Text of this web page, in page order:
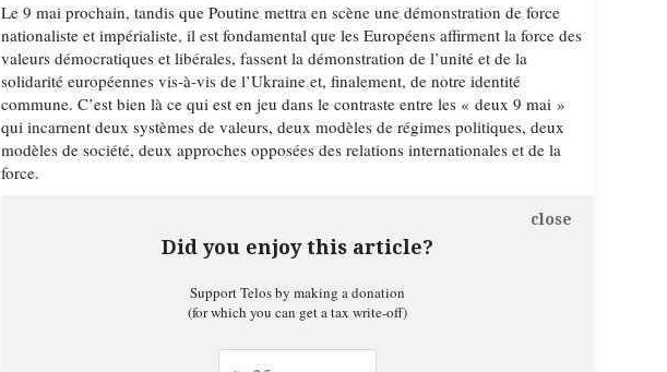
Le 9 mai prochain, tandis que Poutine mettra en scène une démonstration de force
nationaliste et impérialiste, il est fondamental que les Européens affirment la force des
valeurs démocratiques et libérales, fassent la démonstration de l’unité et de la
solidarité européennes vis-à-vis de l’Ukraine et, finalement, de notre identité
commune. C’est bien là ce qui est en jeu dans le contraste entre les « deux 9 mai »
qui incarnent deux systèmes de valeurs, deux modèles de régimes politiques, deux
modèles de société, deux approches opposées des relations internationales et de la
force.
Did you enjoy this article?
close
Support Telos by making a donation
(for which you can get a tax write-off)